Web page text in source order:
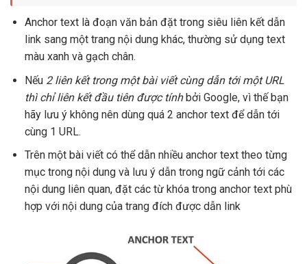
Anchor text là đoạn văn bản đặt trong siêu liên kết dẫn
link sang một trang nội dung khác, thường sử dụng text
màu xanh và gạch chân.
Nếu 2 liên kết trong một bài viết cùng dẫn tới một URL
thì chỉ liên kết đầu tiên được tínhbởi Google, vì thế bạn
hãy lưu ý không nên dùng quá 2 anchor text để dẫn tới
cùng 1 URL.
Trên một bài viết có thể dẫn nhiều anchor text theo từng
mục trong nội dung và lưu ý dẫn trong ngữ cảnh tới các
nội dung liên quan, đặt các từ khóa trong anchor text phù
hợp với nội dung của trang đích được dẫn link